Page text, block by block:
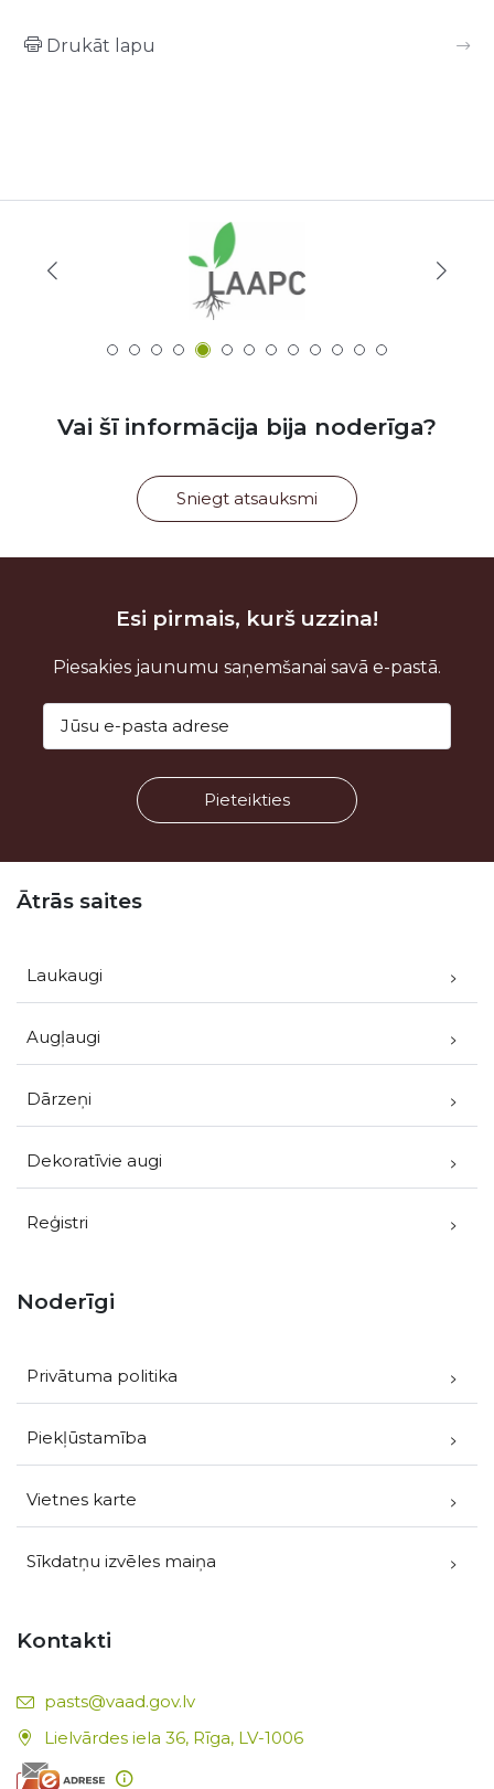
Drukāt lapu
Vai šī informācija bija noderīga?
Sniegt atsauksmi
Esi pirmais, kurš uzzina!
Piesakies jaunumu saņemšanai savā e-pastā.
Ātrās saites
Laukaugi
Augļaugi
Dārzeņi
Dekoratīvie augi
Reģistri
Noderīgi
Privātuma politika
Piekļūstamība
Vietnes karte
Sīkdatņu izvēles maiņa
Kontakti
E-pasts:
pasts@vaad.gov.lv
Lielvārdes iela 36, Rīga, LV-1006